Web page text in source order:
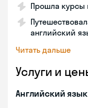
Прошла курсы
английский
Читать дальше
Услуги и
Английский язык